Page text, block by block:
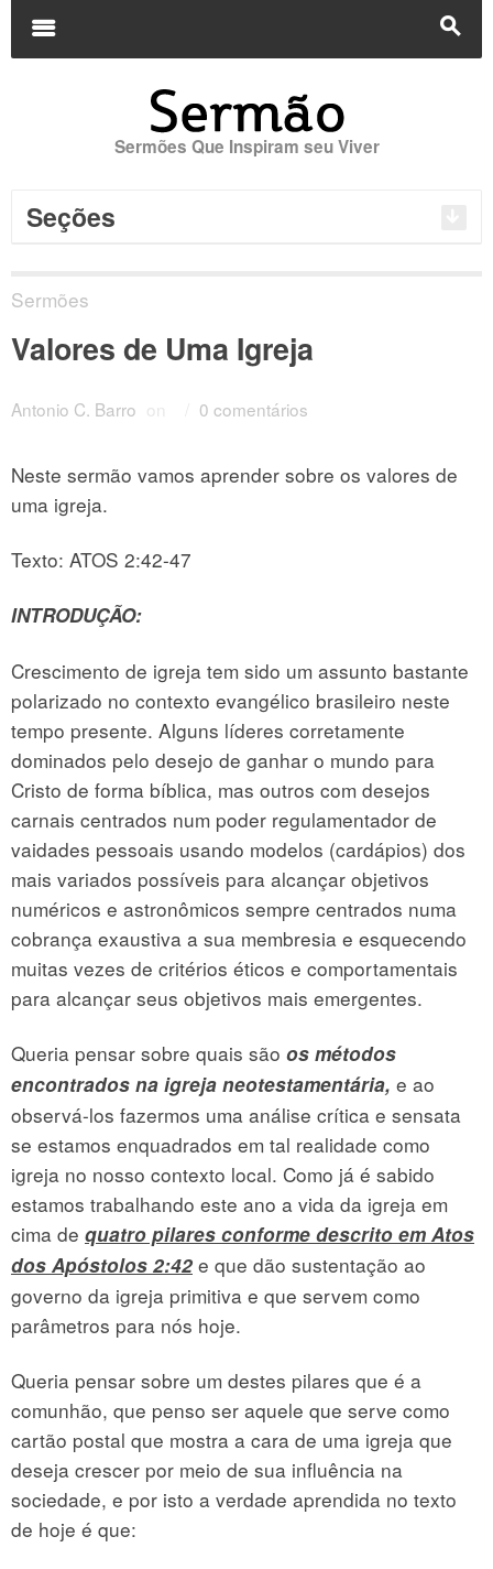
s
m
Sermões Que Inspiram seu Viver
Seções
Sermões
Valores de Uma Igreja
Antonio C. Barro on 0 comentários
Neste sermão vamos aprender sobre os valores de
uma igreja.
Texto: ATOS 2:42-47
INTRODUÇÃO:
Crescimento de igreja tem sido um assunto bastante
polarizado no contexto evangélico brasileiro neste
tempo presente. Alguns líderes corretamente
dominados pelo desejo de ganhar o mundo para
Cristo de forma bíblica, mas outros com desejos
carnais centrados num poder regulamentador de
vaidades pessoais usando modelos (cardápios) dos
mais variados possíveis para alcançar objetivos
numéricos e astronômicos sempre centrados numa
cobrança exaustiva a sua membresia e esquecendo
muitas vezes de critérios éticos e comportamentais
para alcançar seus objetivos mais emergentes.
Queria pensar sobre quais são os métodos
encontrados na igreja neotestamentária, e ao
observá-los fazermos uma análise crítica e sensata
se estamos enquadrados em tal realidade como
igreja no nosso contexto local. Como já é sabido
estamos trabalhando este ano a vida da igreja em
cima de quatro pilares conforme descrito em Atos
dos Apóstolos 2:42 e que dão sustentação ao
governo da igreja primitiva e que servem como
parâmetros para nós hoje.
Queria pensar sobre um destes pilares que é a
comunhão, que penso ser aquele que serve como
cartão postal que mostra a cara de uma igreja que
deseja crescer por meio de sua influência na
sociedade, e por isto a verdade aprendida no texto
de hoje é que: